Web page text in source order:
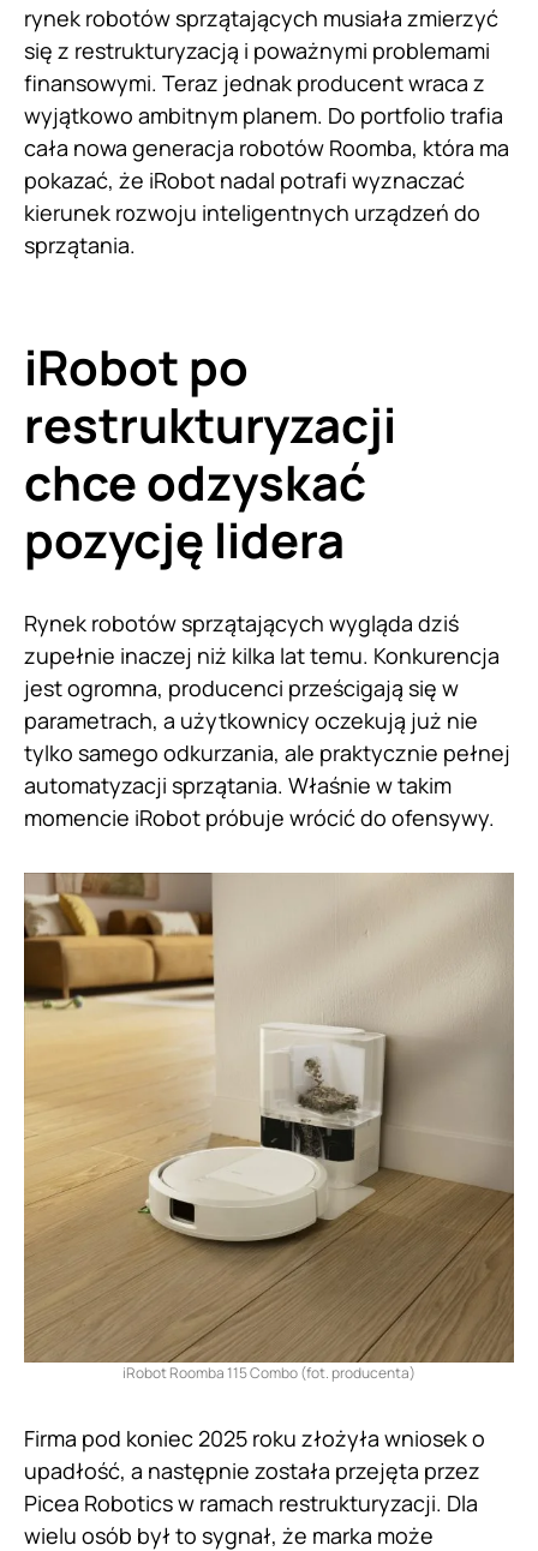
rynek robotów sprzątających musiała zmierzyć
się z restrukturyzacją i poważnymi problemami
finansowymi. Teraz jednak producent wraca z
wyjątkowo ambitnym planem. Do portfolio trafia
cała nowa generacja robotów Roomba, która ma
pokazać, że iRobot nadal potrafi wyznaczać
kierunek rozwoju inteligentnych urządzeń do
sprzątania.
iRobot po
restrukturyzacji
chce odzyskać
pozycję lidera
Rynek robotów sprzątających wygląda dziś
zupełnie inaczej niż kilka lat temu. Konkurencja
jest ogromna, producenci prześcigają się w
parametrach, a użytkownicy oczekują już nie
tylko samego odkurzania, ale praktycznie pełnej
automatyzacji sprzątania. Właśnie w takim
momencie iRobot próbuje wrócić do ofensywy.
iRobot Roomba 115 Combo (fot. producenta)
Firma pod koniec 2025 roku złożyła wniosek o
upadłość, a następnie została przejęta przez
Picea Robotics w ramach restrukturyzacji. Dla
wielu osób był to sygnał, że marka może